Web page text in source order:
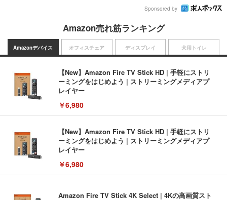
Sponsored by
Amazon売れ筋ランキング
Amazonデバイス
【New】Amazon Fire TV Stick HD | 手軽にストリ
ーミングをはじめよう | ストリーミングメディアプ
レイヤー
￥6,980
【New】Amazon Fire TV Stick HD | 手軽にストリ
ーミングをはじめよう | ストリーミングメディアプ
レイヤー
￥6,980
Amazon Fire TV Stick 4K Select | 4Kの高画質スト
オフィスチェア ディスプレイ 犬用トイレ